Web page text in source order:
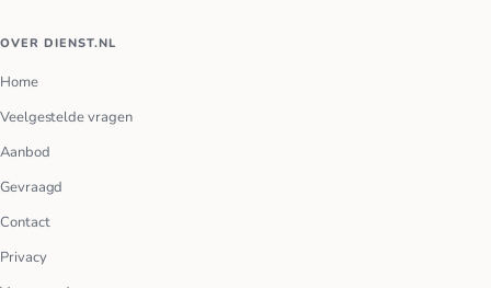
OVER DIENST.NL
Home
Veelgestelde vragen
Aanbod
Gevraagd
Contact
Privacy